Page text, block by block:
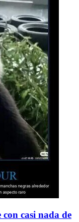
casi nada de